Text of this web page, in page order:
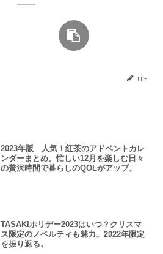
rii-
2023年版 人気！紅茶のアドベントカレ
ンダーまとめ。忙しい12月を楽しむ日々
の贅沢時間で暮らしのQOLがアップ。
TASAKIホリデー2023はいつ？クリスマ
ス限定のノベルティも魅力。2022年限定
を振り返る。